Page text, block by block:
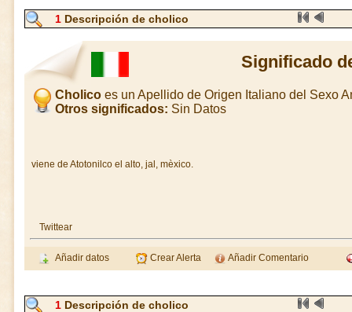
1 Descripción de cholico
Significado
Cholicoes un Apellido de Origen Italiano del Sexo
Otros significados: Sin Datos
viene de Atotonilco el alto, jal, mèxico.
Twittear
Añadir datos Crear Alerta Añadir Comentario
1 Descripción de cholico